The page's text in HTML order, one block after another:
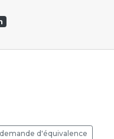
d'équivalence